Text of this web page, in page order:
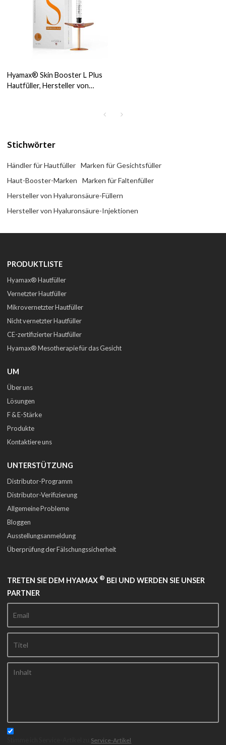
Hyamax® Skin Booster L Plus
Hautfüller, Hersteller von
Stichwörter
Händler für Hautfüller
Marken für Gesichtsfüller
Haut-Booster-Marken
Marken für Faltenfüller
Hersteller von Hyaluronsäure-Füllern
Hersteller von Hyaluronsäure-Injektionen
PRODUKTLISTE
Hyamax® Hautfüller
Vernetzter Hautfüller
Mikrovernetzter Hautfüller
Nicht vernetzter Hautfüller
CE-zertifizierter Hautfüller
Hyamax® Mesotherapie für das Gesicht
UM
Über uns
Lösungen
F & E-Stärke
Produkte
Kontaktiere uns
UNTERSTÜTZUNG
Distributor-Programm
Distributor-Verifizierung
Allgemeine Probleme
Bloggen
Ausstellungsanmeldung
Überprüfung der Fälschungssicherheit
TRETEN SIE DEM HYAMAX ® BEI UND WERDEN SIE UNSER
PARTNER
Service-Artikel